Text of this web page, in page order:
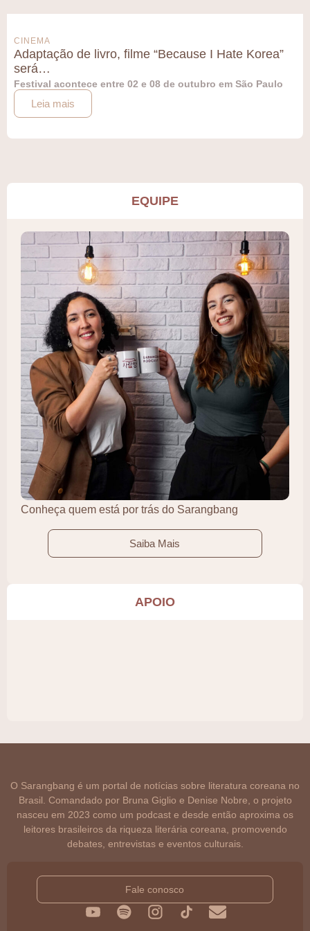
CINEMA
Adaptação de livro, filme “Because I Hate Korea”
será…
Festival acontece entre 02 e 08 de outubro em São Paulo
Leia mais
EQUIPE
Conheça quem está por trás do Sarangbang
Saiba Mais
APOIO
O Sarangbang é um portal de notícias sobre literatura coreana no
Brasil. Comandado por Bruna Giglio e Denise Nobre, o projeto
nasceu em 2023 como um podcast e desde então aproxima os
leitores brasileiros da riqueza literária coreana, promovendo
debates, entrevistas e eventos culturais.
Fale conosco